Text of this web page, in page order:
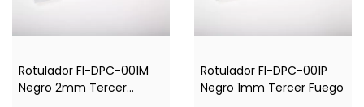
Rotulador FI-DPC-001M
Negro 2mm Tercer
Rotulador FI-DPC-001P
Negro 1mm Tercer Fuego